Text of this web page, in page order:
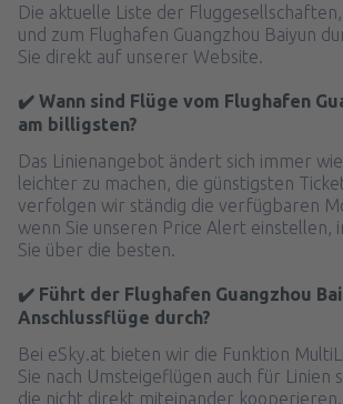
Die aktuelle Liste der
und zum Flughafen Guangzhou Baiyun
Sie direkt auf unserer Website.
✔️ Wann sind Flüge vom Flughafen
am billigsten?
Das Linienangebot ändert sich immer
leichter zu machen, die günstigsten
verfolgen wir ständig die verfügbaren
wenn Sie unseren Price Alert einstellen,
Sie über die besten.
✔️ Führt der Flughafen Guangzhou
Anschlussflüge durch?
Bei eSky.at bieten wir die Funktion
Sie nach Umsteigeflügen auch für Linien
die nicht direkt miteinander kooperieren.